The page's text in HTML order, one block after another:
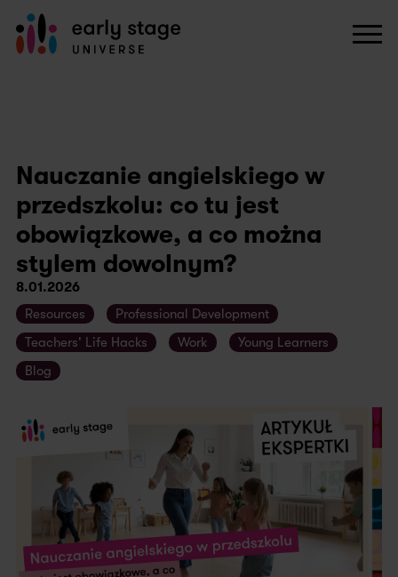
Nauczanie angielskiego w
przedszkolu: co tu jest
obowiązkowe, a co można
stylem dowolnym?
8.01.2026
Resources
Professional Development
Teachers' Life Hacks
Work
Young Learners
Blog